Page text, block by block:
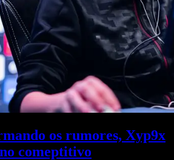
os rumores, Xyp9x
comeptitivo